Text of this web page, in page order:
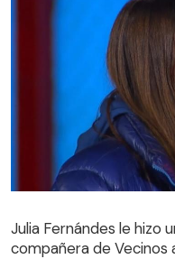
compañera de Vecinos
Julia Fernándes le hizo
compañera de Vecinos